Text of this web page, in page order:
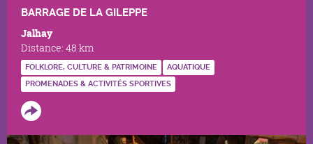
BARRAGE DE LA GILEPPE
Jalhay
Distance: 48 km
FOLKLORE, CULTURE & PATRIMOINE
AQUATIQUE
PROMENADES & ACTIVITÉS SPORTIVES